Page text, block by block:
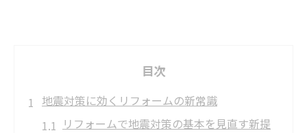
目次
地震対策に効くリフォームの新常識
リフォームで地震対策の基本を見直す新提